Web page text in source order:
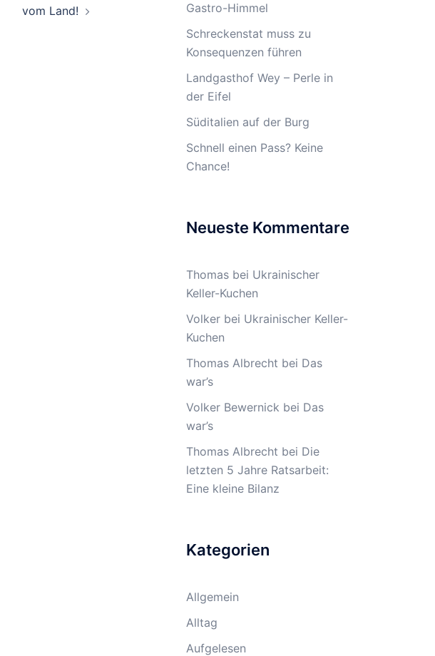
vom Land!
Gastro-Himmel
Schreckenstat muss zu
Konsequenzen führen
Landgasthof Wey – Perle in
der Eifel
Süditalien auf der Burg
Schnell einen Pass? Keine
Chance!
Neueste Kommentare
Thomasbei Ukrainischer
Keller-Kuchen
Volkerbei Ukrainischer Keller-
Kuchen
Thomas Albrecht bei Das
war’s
Volker Bewernick bei Das
war’s
Thomas Albrecht bei Die
letzten 5 Jahre Ratsarbeit:
Eine kleine Bilanz
Kategorien
Allgemein
Alltag
Aufgelesen